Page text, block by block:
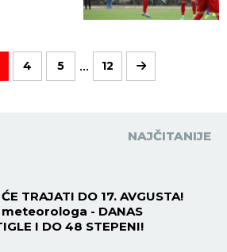
4 5 ... 12
NAJČITANIJE
TRAJATI DO 17. AVGUSTA!
- DANAS
I DO 48 STEPENI!